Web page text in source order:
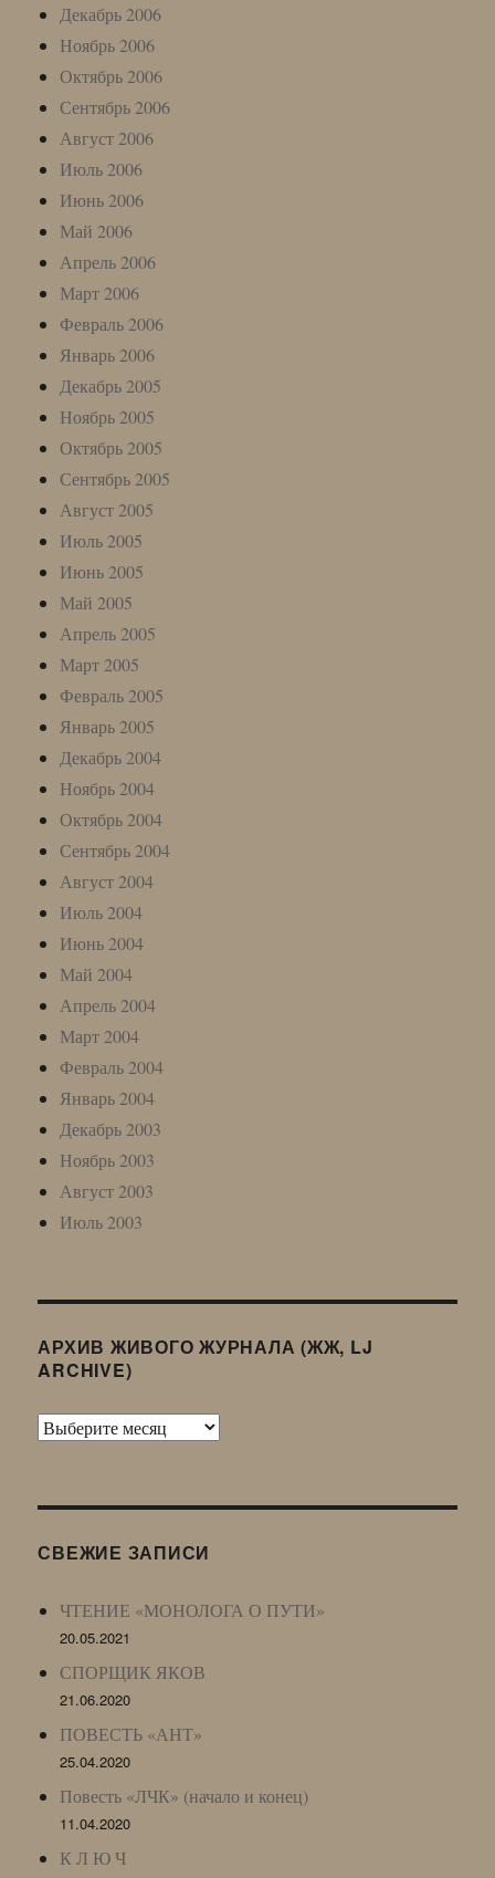
Декабрь 2006
Ноябрь 2006
Октябрь 2006
Сентябрь 2006
Август 2006
Июль 2006
Июнь 2006
Май 2006
Апрель 2006
Март 2006
Февраль 2006
Январь 2006
Декабрь 2005
Ноябрь 2005
Октябрь 2005
Сентябрь 2005
Август 2005
Июль 2005
Июнь 2005
Май 2005
Апрель 2005
Март 2005
Февраль 2005
Январь 2005
Декабрь 2004
Ноябрь 2004
Октябрь 2004
Сентябрь 2004
Август 2004
Июль 2004
Июнь 2004
Май 2004
Апрель 2004
Март 2004
Февраль 2004
Январь 2004
Декабрь 2003
Ноябрь 2003
Август 2003
Июль 2003
АРХИВ ЖИВОГО ЖУРНАЛА (ЖЖ, LJ
ARCHIVE)
Архив
LJ
СВЕЖИЕ ЗАПИСИ
ЧТЕНИЕ «МОНОЛОГА О ПУТИ»
20.05.2021
СПОРЩИК ЯКОВ
21.06.2020
ПОВЕСТЬ «АНТ»
25.04.2020
Повесть «ЛЧК» (начало и конец)
11.04.2020
К Л Ю Ч